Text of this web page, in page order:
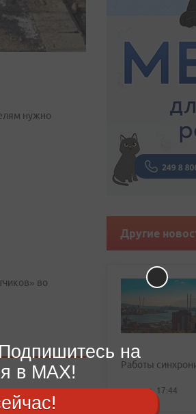
нужно
во
Другие
Работы
сегодня, 17:44
на
в MAX!